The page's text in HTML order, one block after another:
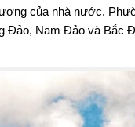
của nhà nước.
Đảo, Nam Đảo và